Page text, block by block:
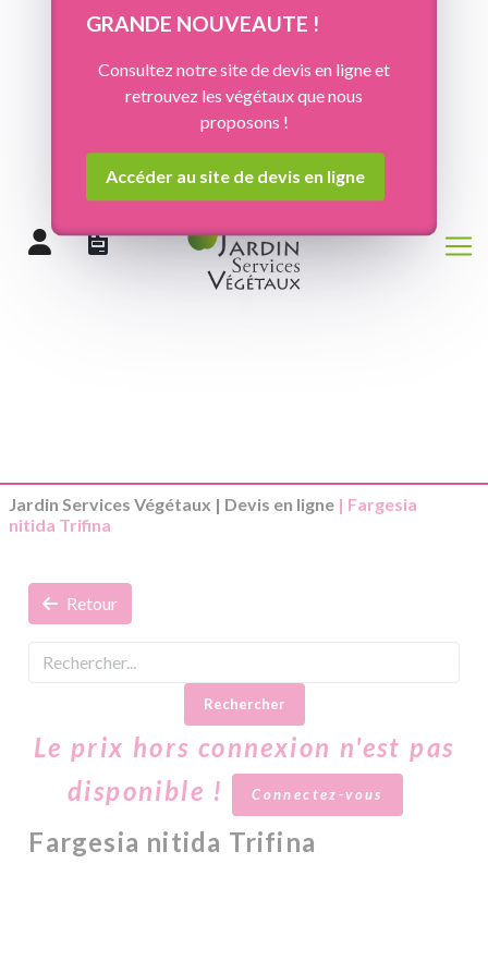
GRANDE NOUVEAUTE !
Consultez notre site de devis en ligne et
retrouvez les végétaux que nous
proposons !
Accéder au site de devis en ligne
Jardin Services Végétaux | Devis en ligne | Fargesia
nitida Trifina
Retour
Rechercher
Le prix hors connexion n'est pas
disponible !
Connectez-vous
Fargesia nitida Trifina
Panneau de gestion des cookies